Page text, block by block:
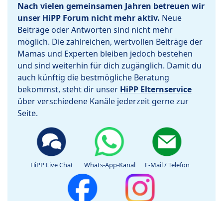
Nach vielen gemeinsamen Jahren betreuen wir
unser HiPP Forum nicht mehr aktiv. Neue
Beiträge oder Antworten sind nicht mehr
möglich. Die zahlreichen, wertvollen Beiträge der
Mamas und Experten bleiben jedoch bestehen
und sind weiterhin für dich zugänglich. Damit du
auch künftig die bestmögliche Beratung
bekommst, steht dir unser HiPP Elternservice
über verschiedene Kanäle jederzeit gerne zur
Seite.
HiPP Live Chat Whats-App-Kanal E-Mail / Telefon